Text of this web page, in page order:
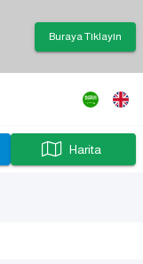
Buraya Tıklayın
Harita